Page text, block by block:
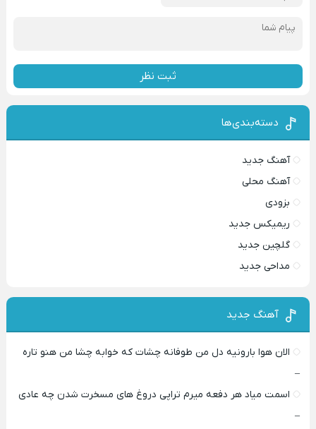
ثبت نظر
دسته‌بندی‌ها
آهنگ جدید
آهنگ محلی
بزودی
ریمیکس جدید
گلچین جدید
مداحی جدید
آهنگ جدید
الان هوا بارونیه دل من طوفانه چشات که خوابه چشا من هنو تاره
–
اسمت میاد هر دفعه میرم تراپی دروغ‌ های مسخرت شدن چه عادی
–